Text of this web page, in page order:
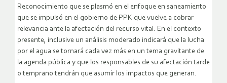
Reconocimiento que se plasmó en el enfoque en saneamiento
que se impulsó en el gobierno de PPK que vuelve a cobrar
relevancia ante la afectación del recurso vital. En el contexto
presente, inclusive un análisis moderado indicará que la lucha
por el agua se tornará cada vez más en un tema gravitante de
la agenda pública y que los responsables de su afectación tarde
o temprano tendrán que asumir los impactos que generan.